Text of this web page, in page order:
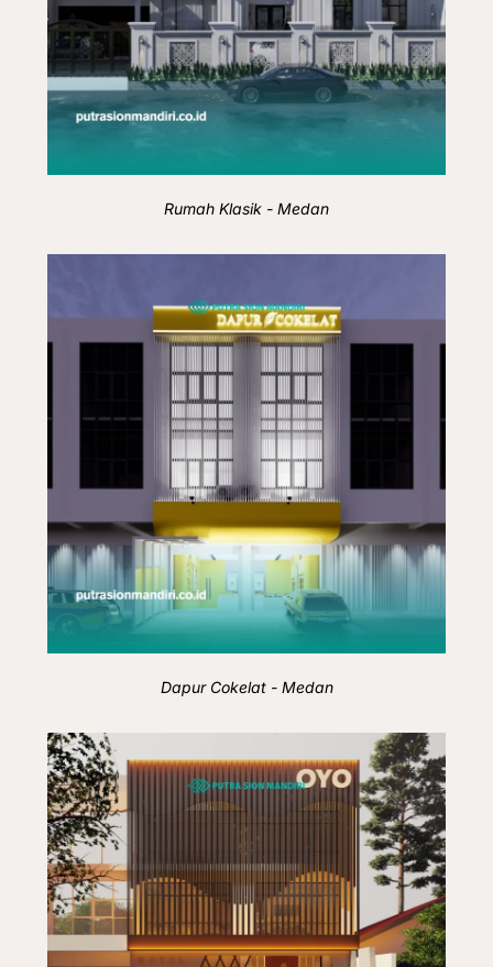
Rumah Klasik - Medan
Dapur Cokelat - Medan